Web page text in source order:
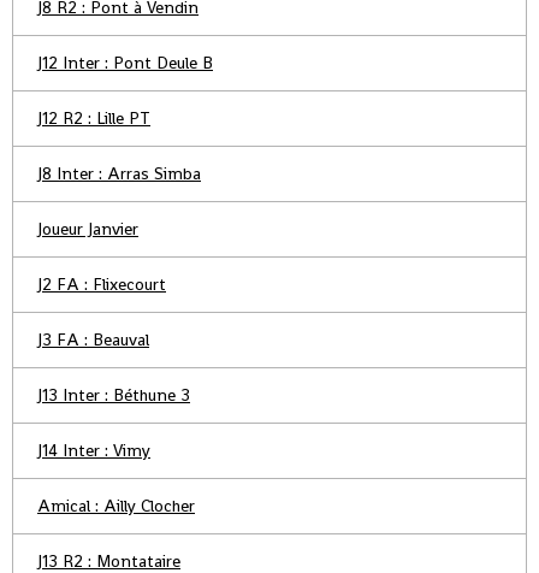
J8 R2 : Pont à Vendin
J12 Inter : Pont Deule B
J12 R2 : Lille PT
J8 Inter : Arras Simba
Joueur Janvier
J2 FA : Flixecourt
J3 FA : Beauval
J13 Inter : Béthune 3
J14 Inter : Vimy
Amical : Ailly Clocher
J13 R2 : Montataire